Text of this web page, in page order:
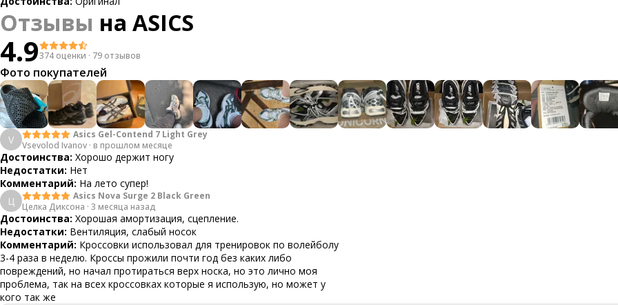
Отзывы на ASICS
4.9374 оценки · 79 отзывов
Фото покупателей
V
Asics Gel-Contend 7 Light Grey
Vsevolod Ivanov · в прошлом месяце
Достоинства: Хорошо держит ногу
Недостатки: Нет
Комментарий: На лето супер!
Ц
Asics Nova Surge 2 Black Green
Целка Диксона · 3 месяца назад
Достоинства: Хорошая амортизация, сцепление.
Недостатки: Вентиляция, слабый носок
Комментарий: Кроссовки использовал для тренировок по волейболу
3-4 раза в неделю. Кроссы прожили почти год без каких либо
повреждений, но начал протираться верх носка, но это лично моя
проблема, так на всех кроссовках которые я использую, но может у
кого так же